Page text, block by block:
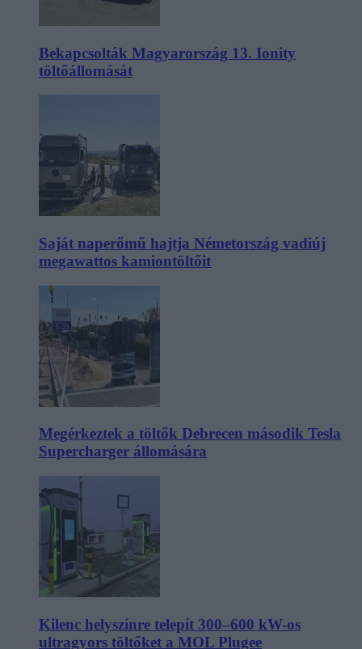
Bekapcsolták Magyarország 13. Ionity
töltőállomását
Saját naperőmű hajtja Németország vadiúj
megawattos kamiontöltőit
Megérkeztek a töltők Debrecen második Tesla
Supercharger állomására
Kilenc helyszínre telepít 300–600 kW-os
ultragyors töltőket a MOL Plugee